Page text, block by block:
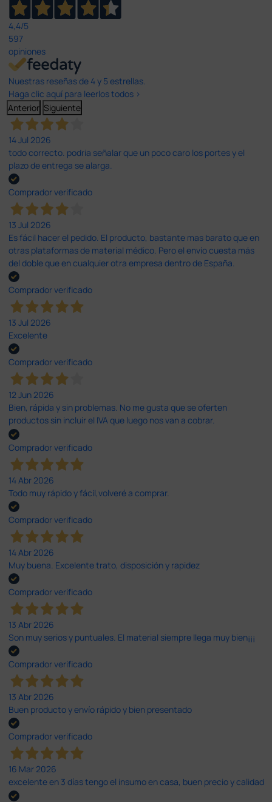
4,4/5
597
opiniones
Nuestras reseñas de 4 y 5 estrellas.
Haga clic aquí para leerlos todos >
Anterior Siguiente
14 Jul 2026
todo correcto. podria señalar que un poco caro los portes y el
plazo de entrega se alarga.
Comprador verificado
13 Jul 2026
Es fácil hacer el pedido. El producto, bastante mas barato que en
otras plataformas de material médico. Pero el envío cuesta más
del doble que en cualquier otra empresa dentro de España.
Comprador verificado
13 Jul 2026
Excelente
Comprador verificado
12 Jun 2026
Bien, rápida y sin problemas. No me gusta que se oferten
productos sin incluir el IVA que luego nos van a cobrar.
Comprador verificado
14 Abr 2026
Todo muy rápido y fácil,volveré a comprar.
Comprador verificado
14 Abr 2026
Muy buena. Excelente trato, disposición y rapidez
Comprador verificado
13 Abr 2026
Son muy serios y puntuales. El material siempre llega muy bien¡¡¡
Comprador verificado
13 Abr 2026
Buen producto y envío rápido y bien presentado
Comprador verificado
16 Mar 2026
excelente en 3 días tengo el insumo en casa, buen precio y calidad